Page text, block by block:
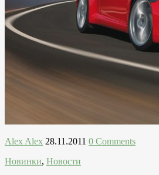
Alex Alex 28.11.2011 0 Comments
Новинки, Новости